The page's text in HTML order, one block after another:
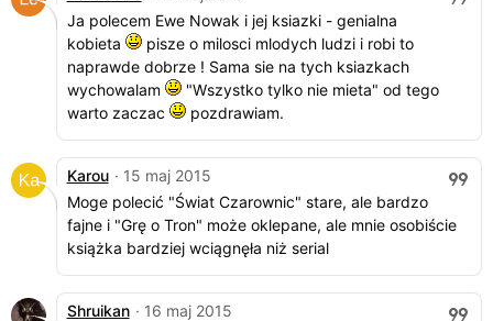
Ja polecem Ewe Nowak i jej ksiazki - genialna
kobieta
pisze o milosci mlodych ludzi i robi to
naprawde dobrze ! Sama sie na tych ksiazkach
wychowalam
"Wszystko tylko nie mieta" od tego
warto zaczac
pozdrawiam.
Karou · 15 maj 2015
Moge polecić "Świat Czarownic" stare, ale bardzo
fajne i "Grę o Tron" może oklepane, ale mnie osobiście
książka bardziej wciągnęła niż serial
Shruikan · 16 maj 2015